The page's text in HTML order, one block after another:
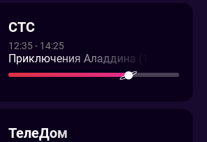
СТС
12:35 - 14:25
Приключения Аладдина (16+)
ТелеДом